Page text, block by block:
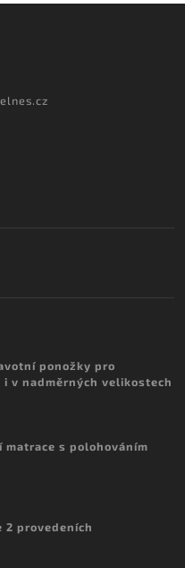
ponožky pro
v nadměrných velikostech
s polohováním
2 provedeních